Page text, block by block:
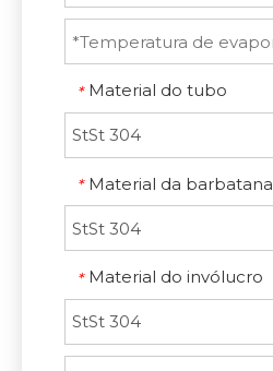
* Material do tubo
* Material da barbatana
* Material do invólucro